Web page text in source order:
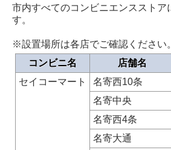
市内すべてのコンビニエンスストア
す。
※設置場所は各店でご確認ください。
コンビニ名
店舗名
セイコーマート
名寄西10条
名寄中央
名寄西4条
名寄大通